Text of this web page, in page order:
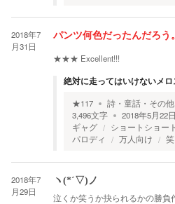
2018年7
月31日
パンツ何色だったんだろう。
★★★ Excellent!!!
絶対に走ってはいけないメロ
★117 詩・童話・その他
3,496文字 2018年5月22
ギャグ
ショートショート
パロディ
万人向け
2018年7
月29日
ヽ(*´▽)ノ
泣くか笑うか抉られるかの勝負